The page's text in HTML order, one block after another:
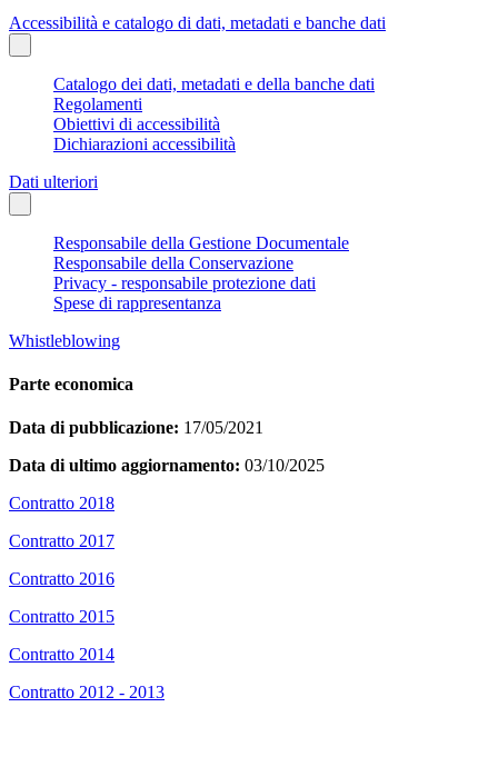
Accessibilità e catalogo di dati, metadati e banche dati
Catalogo dei dati, metadati e della banche dati
Regolamenti
Obiettivi di accessibilità
Dichiarazioni accessibilità
Dati ulteriori
Responsabile della Gestione Documentale
Responsabile della Conservazione
Privacy - responsabile protezione dati
Spese di rappresentanza
Whistleblowing
Parte economica
Data di pubblicazione: 17/05/2021
Data di ultimo aggiornamento: 03/10/2025
Contratto 2018
Contratto 2017
Contratto 2016
Contratto 2015
Contratto 2014
Contratto 2012 - 2013